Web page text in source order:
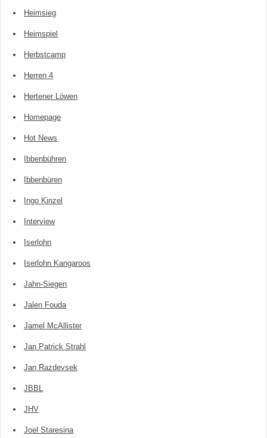
Heimsieg
Heimspiel
Herbstcamp
Herren 4
Hertener Löwen
Homepage
Hot News
Ibbenbühren
Ibbenbüren
Ingo Kinzel
Interview
Iserlohn
Iserlohn Kangaroos
Jahn-Siegen
Jalen Fouda
Jamel McAllister
Jan Patrick Strahl
Jan Razdevsek
JBBL
JHV
Joel Staresina